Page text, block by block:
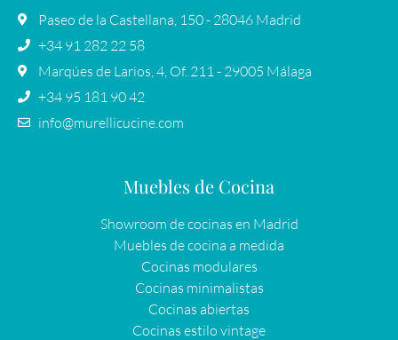
Paseo de la Castellana, 150 - 28046 Madrid
+34 91 282 22 58
Marqúes de Larios, 4, Of. 211 - 29005 Málaga
+34 95 181 90 42
info@murellicucine.com
Muebles de Cocina
Showroom de cocinas en Madrid
Muebles de cocina a medida
Cocinas modulares
Cocinas minimalistas
Cocinas abiertas
Cocinas estilo vintage